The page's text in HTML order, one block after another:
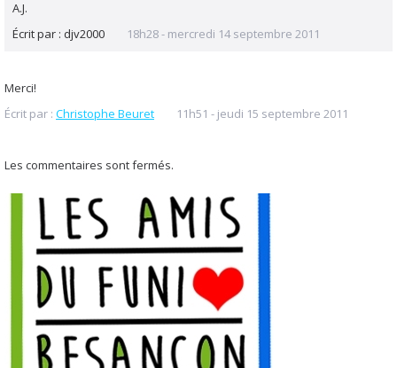
A.J.
Écrit par : djv2000 18h28- mercredi 14 septembre 2011
Merci!
Écrit par : Christophe Beuret 11h51 - jeudi 15 septembre 2011
Les commentaires sont fermés.